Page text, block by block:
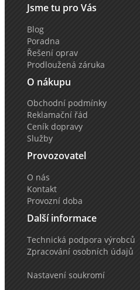
Jsme tu pro Vás
Blog
Poradna
Řešení oprav
Prodloužená záruka
O nákupu
Obchodní podmínky
Reklamační řád
Ceník dopravy
Služby
Provozovatel
O nás
Kontakt
Provozní doba
Další informace
Technická podpora výrobců
Zpracování osobních údajů
Nastavení soukromí